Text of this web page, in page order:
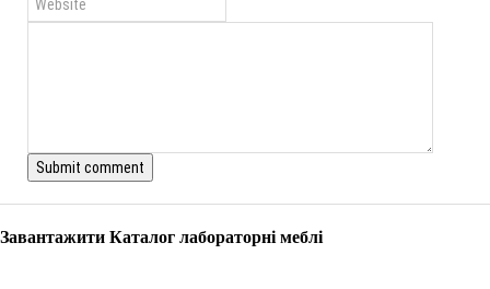
Завантажити Каталог лабораторні меблі